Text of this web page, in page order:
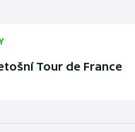
Tour de France